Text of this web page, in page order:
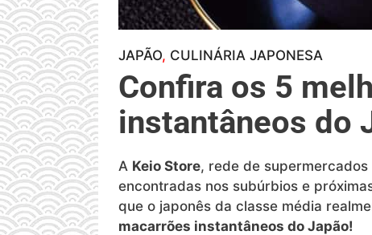
JAPÃO, CULINÁRIA JAPONESA
Confira os 5
instantâneos do
A Keio Store, rede de
encontradas nos subúrbios e
que o japonês da classe média
macarrões instantâneos do Japão!